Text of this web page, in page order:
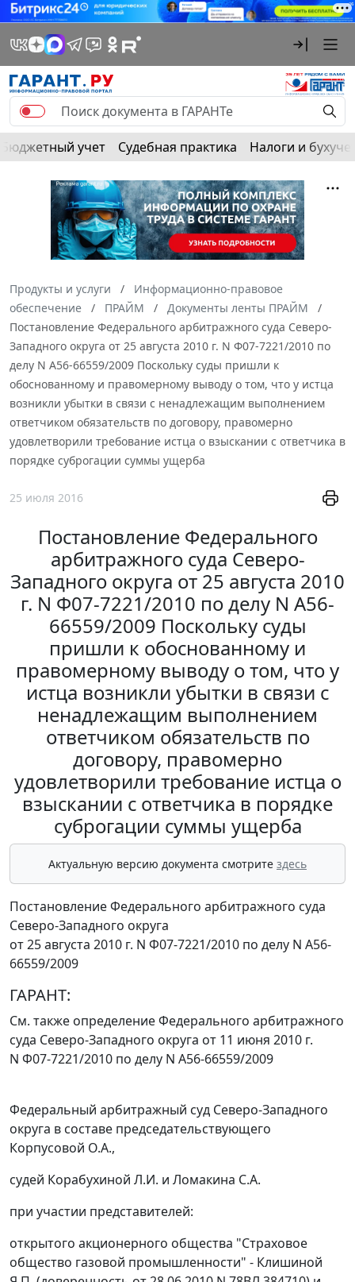
Бюджетный учет Судебная практика Налоги и
Продукты и услуги
Информационно-правовое
обеспечение
ПРАЙМ
Документы ленты ПРАЙМ
Постановление Федерального арбитражного суда Северо-
Западного округа от 25 августа 2010 г. N Ф07-7221/2010 по
делу N А56-66559/2009 Поскольку суды пришли к
обоснованному и правомерному выводу о том, что у истца
возникли убытки в связи с ненадлежащим выполнением
ответчиком обязательств по договору, правомерно
удовлетворили требование истца о взыскании с ответчика в
порядке суброгации суммы ущерба
25 июля 2016
Постановление Федерального
арбитражного суда Северо-
Западного округа от 25 августа 2010
г. N Ф07-7221/2010 по делу N А56-
66559/2009 Поскольку суды
пришли к обоснованному и
правомерному выводу о том, что у
истца возникли убытки в связи с
ненадлежащим выполнением
ответчиком обязательств по
договору, правомерно
удовлетворили требование истца о
взыскании с ответчика в порядке
суброгации суммы ущерба
Актуальную версию документа смотрите здесь
Постановление Федерального арбитражного суда
Северо-Западного округа
от 25 августа 2010 г. N Ф07-7221/2010 по делу N А56-
66559/2009
ГАРАНТ:
См. также определениеФедерального арбитражного
суда Северо-Западного округа от 11 июня 2010 г.
N Ф07-7221/2010 по делу N А56-66559/2009
Федеральный арбитражный суд Северо-Западного
округа в составе председательствующего
Корпусовой О.А.,
судей Корабухиной Л.И. и Ломакина С.А.
при участии представителей:
открытого акционерного общества "Страховое
общество газовой промышленности" - Клишиной